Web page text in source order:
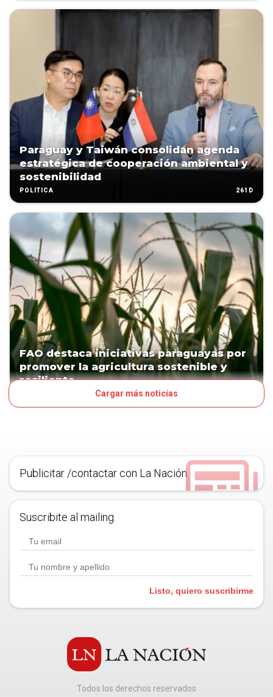
Paraguay y Taiwán consolidan agenda
estratégica de cooperación ambiental y
sostenibilidad
POLÍTICA 261D
FAO destaca iniciativas paraguayas por
promover la agricultura sostenible y
resiliente
Cargar más noticias
Publicitar /contactar con La Nación
Suscribite al mailing.
Listo, quiero suscribirme
Todos los derechos reservados